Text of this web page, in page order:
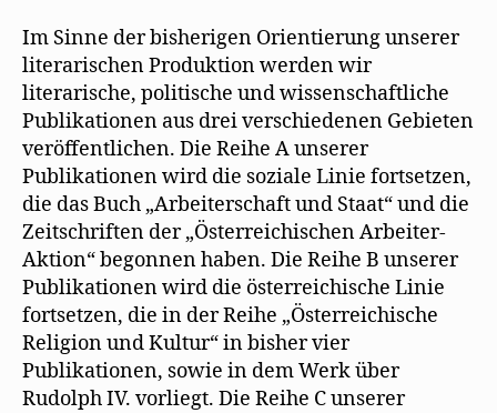
Im Sinne der bisherigen Orientierung unserer
literarischen Produktion werden wir
literarische, politische und wissenschaftliche
Publikationen aus drei verschiedenen Gebieten
veröffentlichen. Die Reihe A unserer
Publikationen wird die soziale Linie fortsetzen,
die das Buch „Arbeiterschaft und Staat“ und die
Zeitschriften der „Österreichischen Arbeiter-
Aktion“ begonnen haben. Die Reihe B unserer
Publikationen wird die österreichische Linie
fortsetzen, die in der Reihe „Österreichische
Religion und Kultur“ in bisher vier
Publikationen, sowie in dem Werk über
Rudolph IV. vorliegt. Die Reihe C unserer